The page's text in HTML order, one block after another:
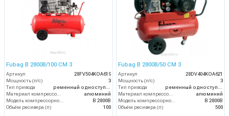
Fubag B 2800B/100 CM 3
Артикул
28FV504KOA619
Мощность (л/с)
3
Тип привода
ременный одноступенчатый
Материал компрессорной головки
алюминий
Модель компрессорной головки
B 2800B
Объём ресивера (л)
100
Fubag B 2800B/50 CM 3
Артикул
28DV404KOA621
Мощность (л/с)
3
Тип привода
ременный одноступенчатый
Материал компрессорной головки
алюминий
Модель компрессорной головки
B 2800B
Объём ресивера (л)
500